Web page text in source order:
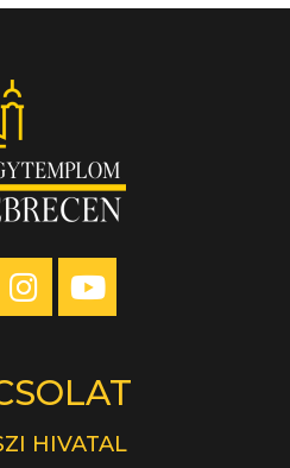
HIVATAL